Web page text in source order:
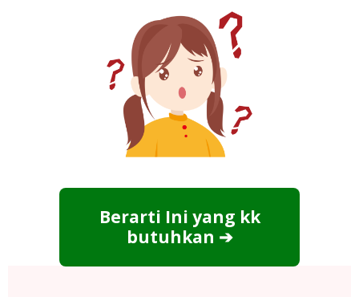
Berarti Ini yang kk
butuhkan ➔